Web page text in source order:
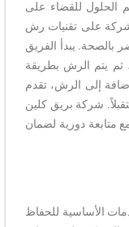
للقضاء على
على تقنيات رش
بالصحة. يبدأ الفريق
ثم يتم الرش بطريقة
إلى الرش، تقدم
شركة بريق كلين
متابعة دورية لضمان
الأساسية للحفاظ